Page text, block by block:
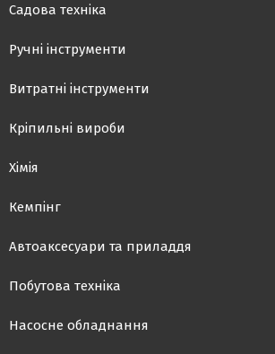
Садова техніка
Ручні інструменти
Витратні інструменти
Кріпильні вироби
Хімія
Кемпінг
Автоаксесуари та приладдя
Побутова техніка
Насосне обладнання